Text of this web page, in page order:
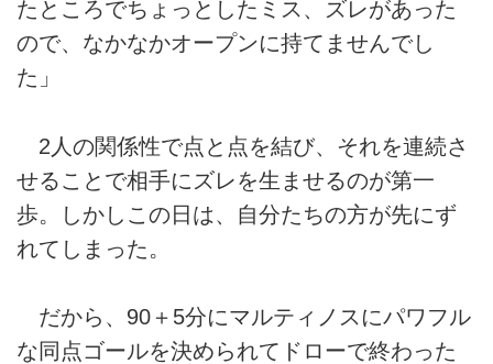
たところでちょっとしたミス、ズレがあった
ので、なかなかオープンに持てませんでし
た」
2人の関係性で点と点を結び、それを連続さ
せることで相手にズレを生ませるのが第一
歩。しかしこの日は、自分たちの方が先にず
れてしまった。
だから、90＋5分にマルティノスにパワフル
な同点ゴールを決められてドローで終わった